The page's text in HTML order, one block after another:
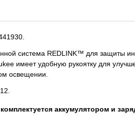
система REDLINK™ для защиты
имеет удобную рукоятку для
освещении.
аккумулятором и